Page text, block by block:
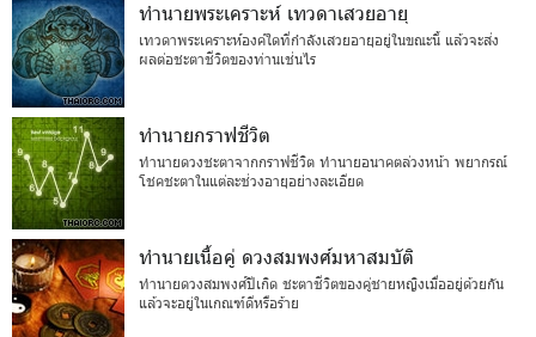
ทำนายพระเคราะห์ เทวดาเสวยอายุ
เทวดาพระเคราะห์องค์ใดที่กำลังเสวยอายุอยู่ในขณะนี้ แล้วจะส่ง
ผลต่อชะตาชีวิตของท่านเช่นไร
ทำนายกราฟชีวิต
ทำนายดวงชะตาจากกราฟชีวิต ทำนายอนาคตล่วงหน้า พยากรณ์
โชคชะตาในแต่ละช่วงอายุอย่างละเอียด
ทำนายเนื้อคู่ ดวงสมพงศ์มหาสมบัติ
ทำนายดวงสมพงศ์ปีเกิด ชะตาชีวิตของคู่ชายหญิงเมื่ออยู่ด้วยกัน
แล้วจะอยู่ในเกณฑ์ดีหรือร้าย